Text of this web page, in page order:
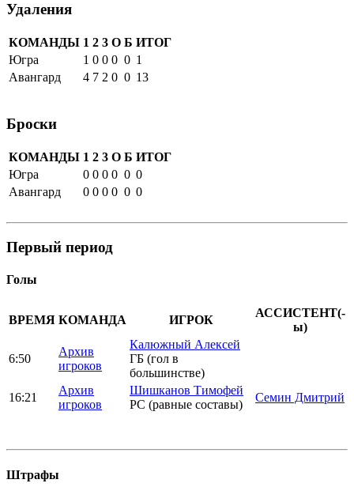
Удаления
КОМАНДЫ 1 2 3 О Б ИТОГ
Югра
1 0 0 0 0 1
Авангард
4 7 2 0 0 13
Броски
КОМАНДЫ 1 2 3 О Б ИТОГ
Югра
0 0 0 0 0 0
Авангард
0 0 0 0 0 0
Первый период
Голы
ВРЕМЯ КОМАНДА ИГРОК
АССИСТЕНТ(-
ы)
6:50
Архив
игроков
Калюжный Алексей
ГБ (гол в
большинстве)
16:21
Архив
игроков
Шишканов Тимофей
РС (равные составы)
Семин Дмитрий
Штрафы